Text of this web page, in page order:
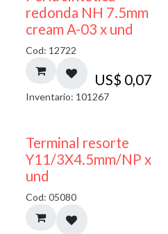
redonda NH 7.5mm
cream A-03 x und
Cod: 12722
US$ 0,07
Inventario: 101267
50% DESCUENTO
Terminal resorte
Y11/3X4.5mm/NP x
und
Cod: 05080